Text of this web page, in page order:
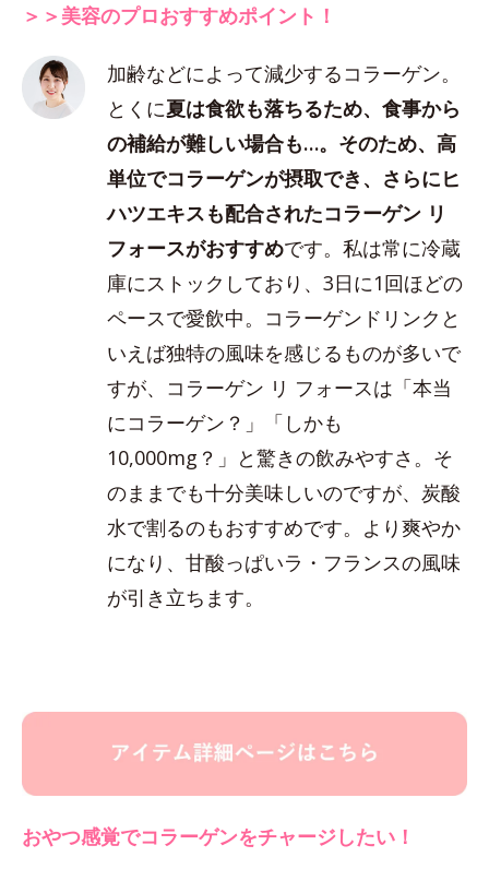
＞＞美容のプロおすすめポイント！
加齢などによって減少するコラーゲン。
とくに夏は食欲も落ちるため、食事から
の補給が難しい場合も…。そのため、高
単位でコラーゲンが摂取でき、さらにヒ
ハツエキスも配合されたコラーゲン リ
フォースがおすすめです。私は常に冷蔵
庫にストックしており、3日に1回ほどの
ペースで愛飲中。コラーゲンドリンクと
いえば独特の風味を感じるものが多いで
すが、コラーゲン リ フォースは「本当
にコラーゲン？」「しかも
10,000mg？」と驚きの飲みやすさ。そ
のままでも十分美味しいのですが、炭酸
水で割るのもおすすめです。より爽やか
になり、甘酸っぱいラ・フランスの風味
が引き立ちます。
おやつ感覚でコラーゲンをチャージしたい！